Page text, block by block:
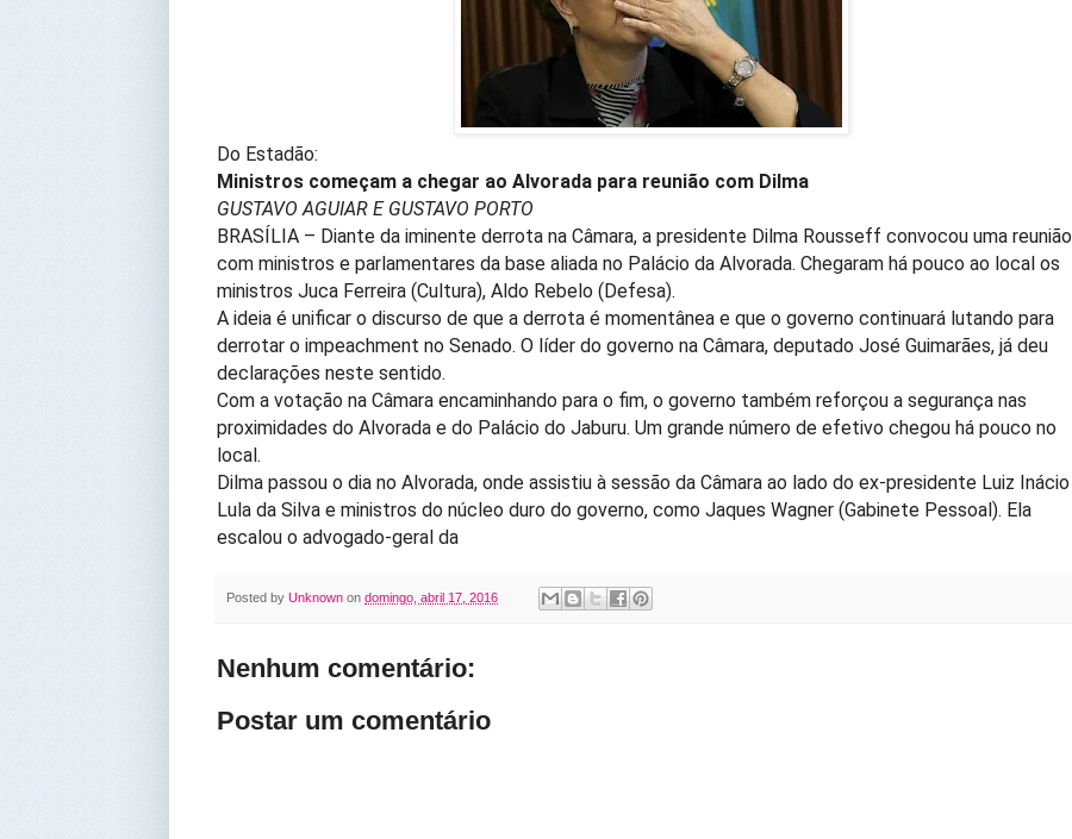
Do Estadão:
Ministros começam a chegar ao Alvorada para reunião com Dilma
GUSTAVO AGUIAR E GUSTAVO PORTO
BRASÍLIA – Diante da iminente derrota na Câmara, a presidente Dilma Rousseff convocou uma reunião
com ministros e parlamentares da base aliada no Palácio da Alvorada. Chegaram há pouco ao local os
ministros Juca Ferreira (Cultura), Aldo Rebelo (Defesa).
A ideia é unificar o discurso de que a derrota é momentânea e que o governo continuará lutando para
derrotar o impeachment no Senado. O líder do governo na Câmara, deputado José Guimarães, já deu
declarações neste sentido.
Com a votação na Câmara encaminhando para o fim, o governo também reforçou a segurança nas
proximidades do Alvorada e do Palácio do Jaburu. Um grande número de efetivo chegou há pouco no
local.
Dilma passou o dia no Alvorada, onde assistiu à sessão da Câmara ao lado do ex-presidente Luiz Inácio
Lula da Silva e ministros do núcleo duro do governo, como Jaques Wagner (Gabinete Pessoal). Ela
escalou o advogado-geral da
Posted by Unknown on domingo, abril 17, 2016
Nenhum comentário:
Postar um comentário